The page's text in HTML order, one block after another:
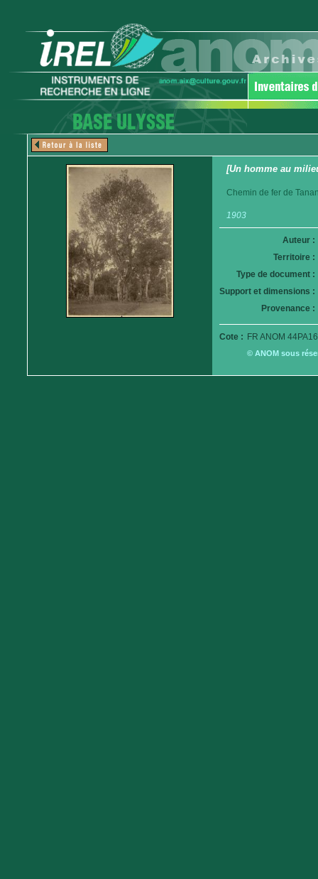
[Un homme au
Chemin de fer de
1903
Auteur :
Territoire :
Type de document :
Support et dimensions :
Provenance :
Cote : FR ANOM
© ANOM sous